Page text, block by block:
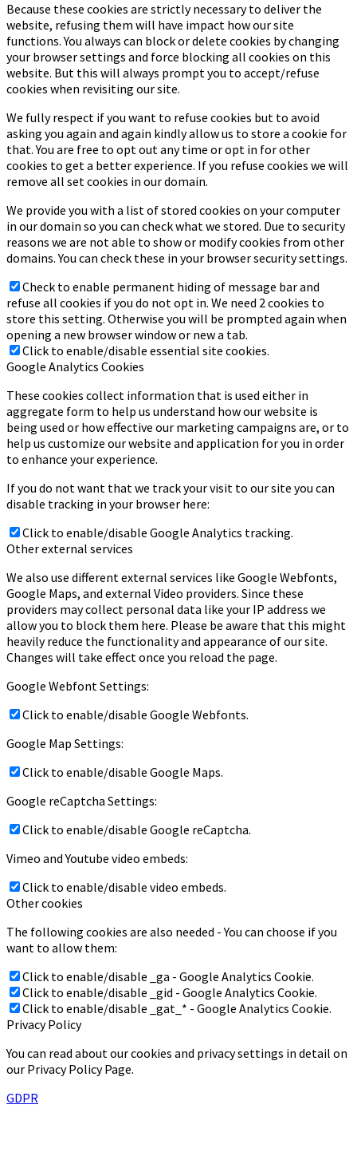
Because these cookies are strictly necessary to deliver the
website, refusing them will have impact how our site
functions. You always can block or delete cookies by changing
your browser settings and force blocking all cookies on this
website. But this will always prompt you to accept/refuse
cookies when revisiting our site.
We fully respect if you want to refuse cookies but to avoid
asking you again and again kindly allow us to store a cookie for
that. You are free to opt out any time or opt in for other
cookies to get a better experience. If you refuse cookies we will
remove all set cookies in our domain.
We provide you with a list of stored cookies on your computer
in our domain so you can check what we stored. Due to security
reasons we are not able to show or modify cookies from other
domains. You can check these in your browser security settings.
Check to enable permanent hiding of message bar and
refuse all cookies if you do not opt in. We need 2 cookies to
store this setting. Otherwise you will be prompted again when
opening a new browser window or new a tab.
Click to enable/disable essential site cookies.
Google Analytics Cookies
These cookies collect information that is used either in
aggregate form to help us understand how our website is
being used or how effective our marketing campaigns are, or to
help us customize our website and application for you in order
to enhance your experience.
If you do not want that we track your visit to our site you can
disable tracking in your browser here:
Click to enable/disable Google Analytics tracking.
Other external services
We also use different external services like Google Webfonts,
Google Maps, and external Video providers. Since these
providers may collect personal data like your IP address we
allow you to block them here. Please be aware that this might
heavily reduce the functionality and appearance of our site.
Changes will take effect once you reload the page.
Google Webfont Settings:
Click to enable/disable Google Webfonts.
Google Map Settings:
Click to enable/disable Google Maps.
Google reCaptcha Settings:
Click to enable/disable Google reCaptcha.
Vimeo and Youtube video embeds:
Click to enable/disable video embeds.
Other cookies
The following cookies are also needed - You can choose if you
want to allow them:
Click to enable/disable _ga - Google Analytics Cookie.
Click to enable/disable _gid - Google Analytics Cookie.
Click to enable/disable _gat_* - Google Analytics Cookie.
Privacy Policy
You can read about our cookies and privacy settings in detail on
our Privacy Policy Page.
GDPR